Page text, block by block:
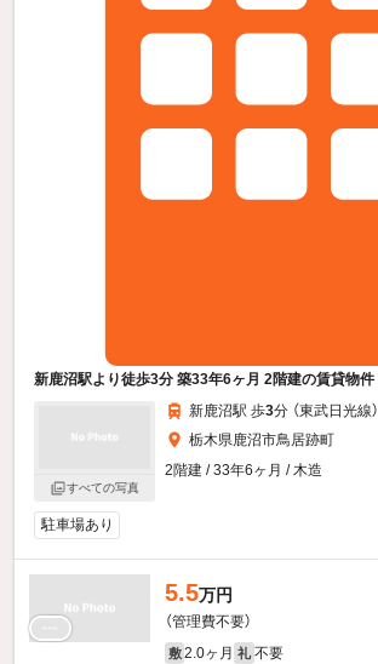
新鹿沼駅より徒歩3分 築33年6ヶ月 2階建の賃貸物件
すべての写真
新鹿沼駅 歩3分 （東武日光線）
栃木県鹿沼市鳥居跡町
2階建 / 33年6ヶ月 / 木造
駐車場あり
5.5万円
（管理費不要）
敷 2.0ヶ月 礼 不要